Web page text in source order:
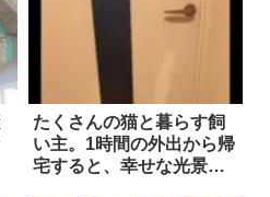
たくさんの猫と暮らす飼
い主。1時間の外出から帰
宅すると、幸せな光景が